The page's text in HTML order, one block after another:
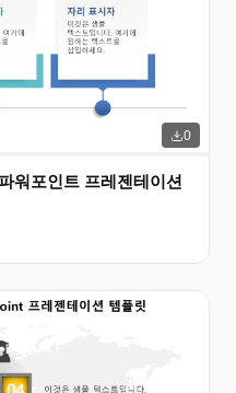
0
워포인트 프레젠테이션